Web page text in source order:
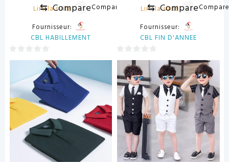
Lire la suite
⇆ CompareCompare
Fournisseur:
CBL HABILLEMENT
0
Lire la suite
⇆ Compare
Fournisseur:
CBL FIN D'ANNEE
0
sur
5